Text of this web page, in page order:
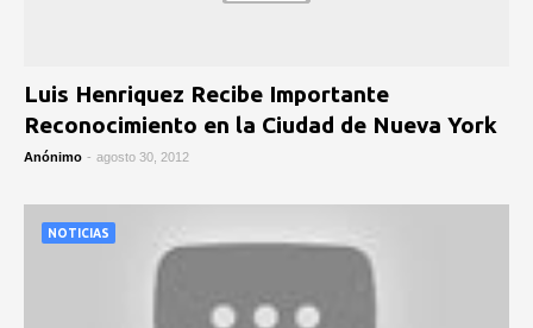
Luis Henriquez Recibe Importante
Anónimo - agosto 30, 2012
NOTICIAS